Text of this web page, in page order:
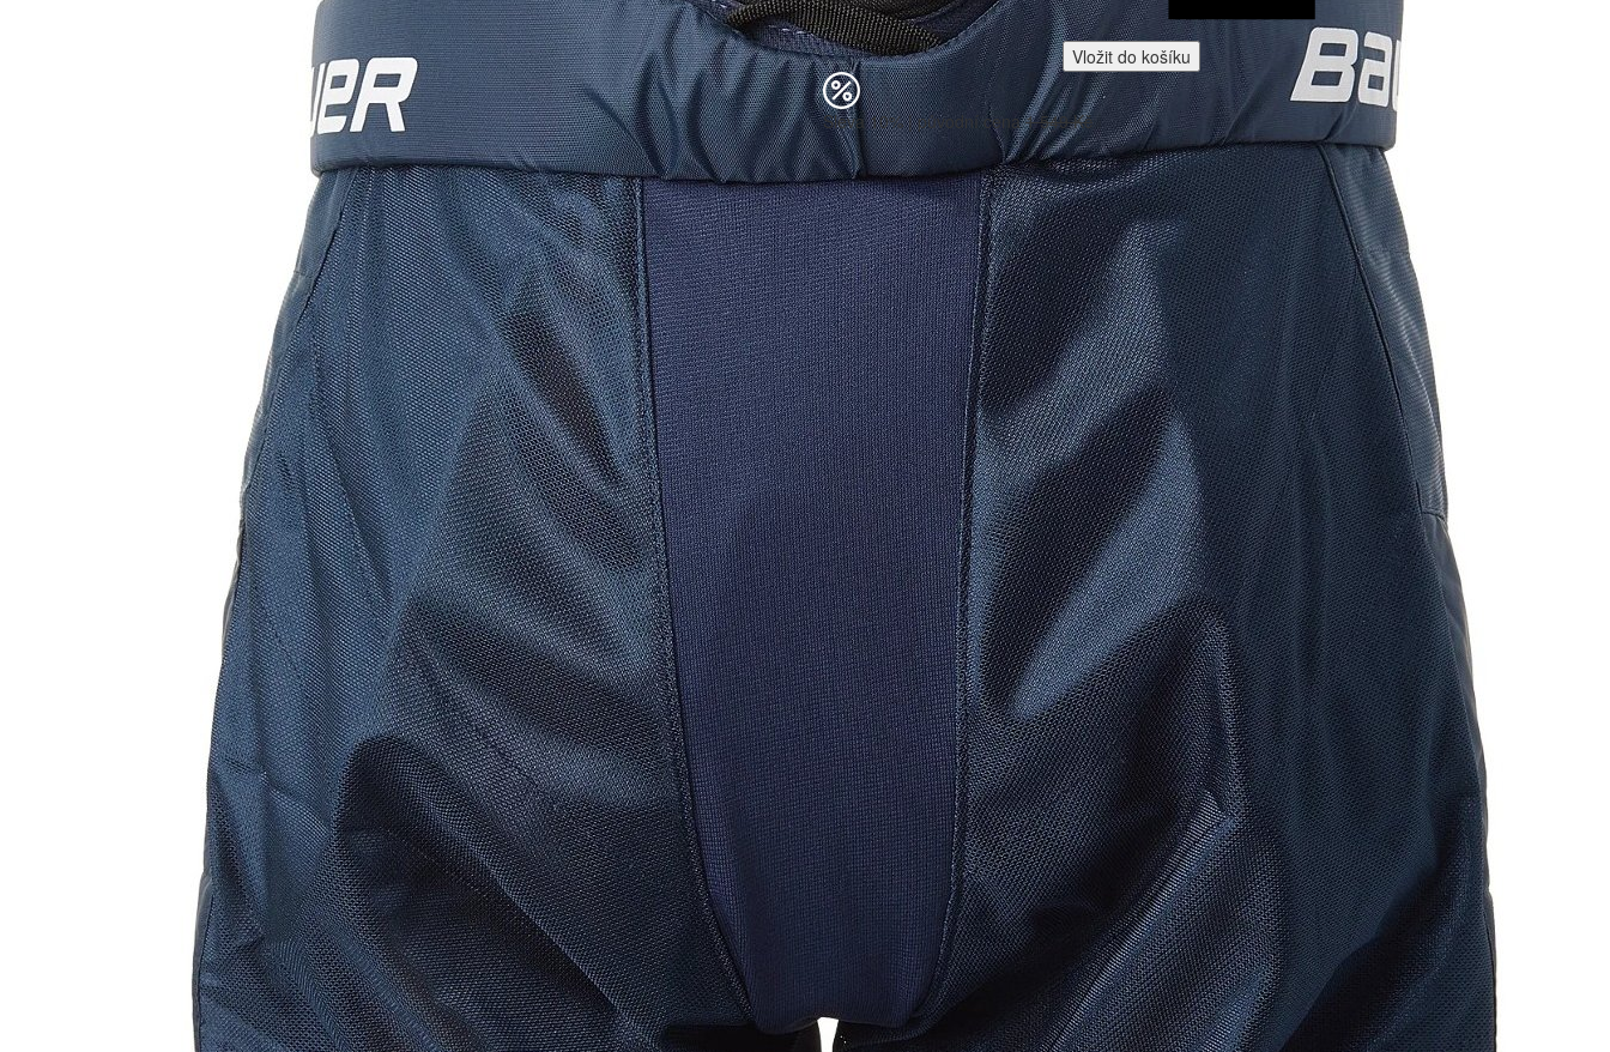
Vložit do košíku
Sleva 10% | původní cena1 549 Kč
PODOBNÉ PRODUKTY
Kalhoty CCM Tacks+ JR tmavě modré
4 490 Kč
3 710,74 Kč bez DPH
Do košíku
Kalhoty CCM Tacks+ JR černé
4 490 Kč
3 710,74 Kč bez DPH
Do košíku
Kalhoty CCM Tacks JR tmavě modré
3 990 Kč
3 297,52 Kč bez DPH
Do košíku
Kalhoty CCM Tacks JR černé
3 990 Kč
3 297,52 Kč bez DPH
Do košíku
Kalhoty CCM Tacks XF JR černé
2 933 Kč
2 423,97 Kč bez DPH
Do košíku
Kalhoty CCM Tacks XF JR tmavě modré
2 933 Kč
2 423,97 Kč bez DPH
Do košíku
Kalhoty CCM Jetspeed Pro JR černé
3 880 Kč
3 206,61 Kč bez DPH
Do košíku